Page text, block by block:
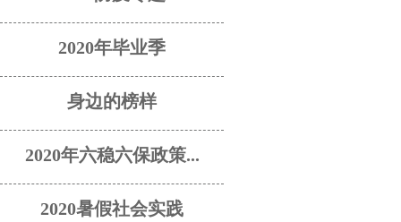
2020年毕业季
身边的榜样
2020年六稳六保政策...
2020暑假社会实践